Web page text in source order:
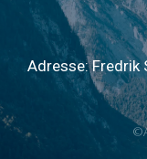
Adresse: Fredrik